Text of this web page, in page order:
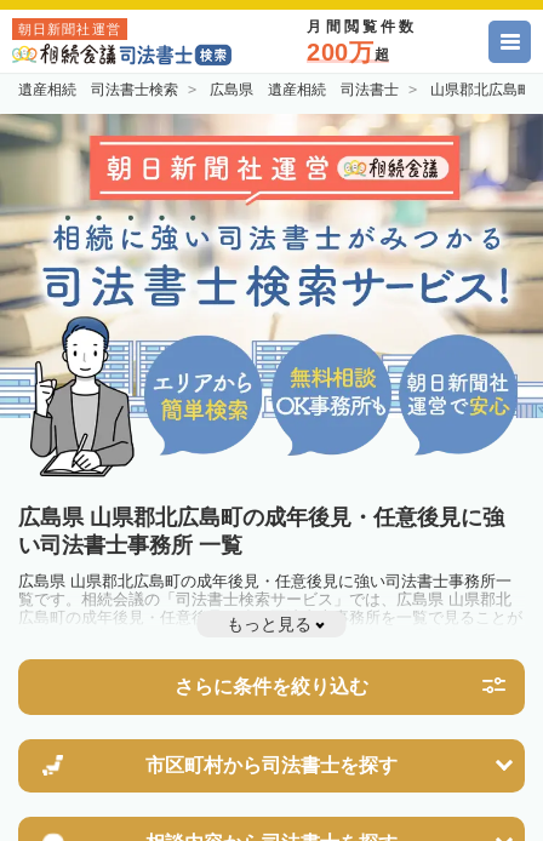
朝日新聞社運営 月間閲覧件数
200万超
遺産相続 司法書士検索 広島県 遺産相続 司法書士 山県郡北広島
広島県 山県郡北広島町の成年後見・任意後見に強
い司法書士事務所 一覧
広島県 山県郡北広島町の成年後見・任意後見に強い司法書士事務所一
覧です。相続会議の「司法書士検索サービス」では、広島県 山県郡北
広島町の成年後見・任意後見に強い司法書士事務所を一覧で見ることが
出来ます。相続のトラブルやお悩みを抱えている方は一度近隣の司法書
もっと見る
さらに条件を絞り込む
市区町村から司法書士を探す